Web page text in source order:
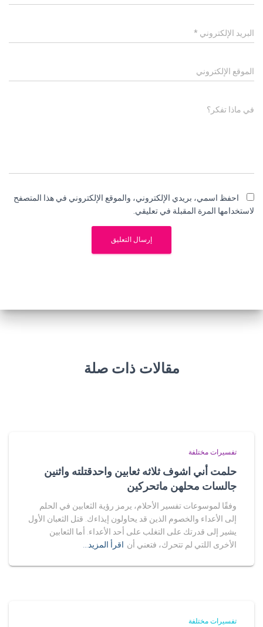
البريد الإلكتروني *
الموقع الإلكتروني
في ماذا تفكر؟
احفظ اسمي، بريدي الإلكتروني، والموقع الإلكتروني في هذا المتصفح
لاستخدامها المرة المقبلة في تعليقي.
مقالات ذات صلة
تفسيرات مختلفة
حلمت أني اشوف ثلاثه ثعابين واحدقتلته واثنين
جالسات محلهن ماتحركين
وفقًا لموسوعات تفسير الأحلام، يرمز رؤية الثعابين في الحلم
إلى الأعداء والخصوم الذين قد يحاولون إيذاءك. قتل الثعبان الأول
يشير إلى قدرتك على التغلب على أحد الأعداء. أما الثعابين
الأخرى اللتي لم تتحرك، فتعني أن اقرأ المزيد…
تفسيرات مختلفة